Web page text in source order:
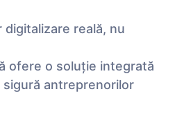
reală, nu
ofere o soluție integrată
sigură antreprenorilor